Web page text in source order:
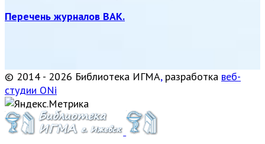
Перечень журналов ВАК.
© 2014 - 2026 Библиотека ИГМА,разработка веб-
студии ONi